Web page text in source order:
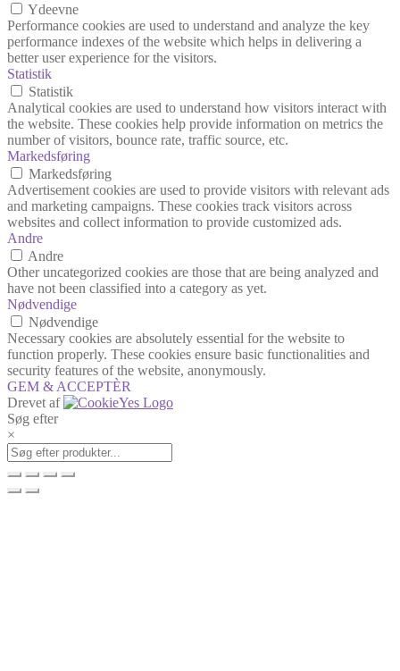
Ydeevne
Performance cookies are used to understand and analyze the key
performance indexes of the website which helps in delivering a
better user experience for the visitors.
Statistik
Statistik
Analytical cookies are used to understand how visitors interact with
the website. These cookies help provide information on metrics the
number of visitors, bounce rate, traffic source, etc.
Markedsføring
Markedsføring
Advertisement cookies are used to provide visitors with relevant ads
and marketing campaigns. These cookies track visitors across
websites and collect information to provide customized ads.
Andre
Andre
Other uncategorized cookies are those that are being analyzed and
have not been classified into a category as yet.
Nødvendige
Nødvendige
Necessary cookies are absolutely essential for the website to
function properly. These cookies ensure basic functionalities and
security features of the website, anonymously.
GEM & ACCEPTÈR
Drevet af
Søg efter
×